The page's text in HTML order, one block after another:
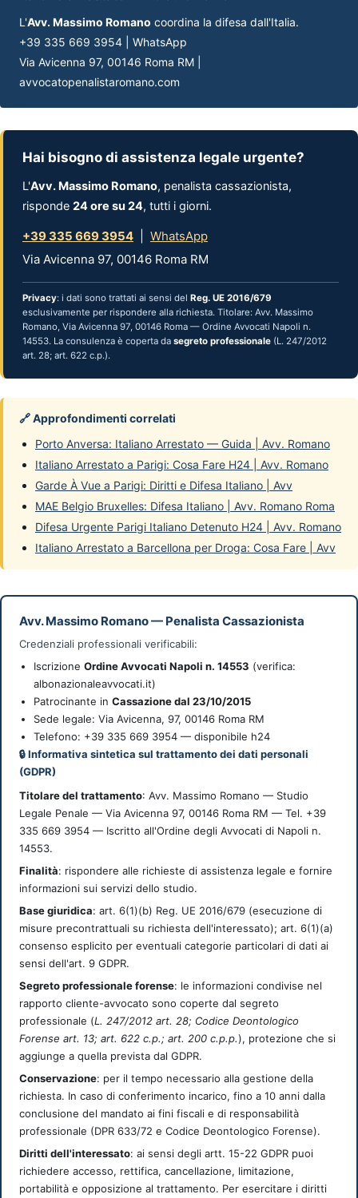
L'Avv. Massimo Romano coordina la difesa dall'Italia.
+39 335 669 3954 | WhatsApp
Via Avicenna 97, 00146 Roma RM |
avvocatopenalistaromano.com
Hai bisogno di assistenza legale urgente?
L'Avv. Massimo Romano, penalista cassazionista,
risponde 24 ore su 24, tutti i giorni.
+39 335 669 3954
WhatsApp
Via Avicenna 97, 00146 Roma RM
Privacy: i dati sono trattati ai sensi del Reg. UE 2016/679
esclusivamente per rispondere alla richiesta. Titolare: Avv. Massimo
Romano, Via Avicenna 97, 00146 Roma — Ordine Avvocati Napoli n.
14553. La consulenza è coperta da segreto professionale (L. 247/2012
art. 28; art. 622 c.p.).
🔗 Approfondimenti correlati
Porto Anversa: Italiano Arrestato — Guida | Avv. Romano
Italiano Arrestato a Parigi: Cosa Fare H24 | Avv. Romano
Garde À Vue a Parigi: Diritti e Difesa Italiano | Avv
MAE Belgio Bruxelles: Difesa Italiano | Avv. Romano Roma
Difesa Urgente Parigi Italiano Detenuto H24 | Avv. Romano
Italiano Arrestato a Barcellona per Droga: Cosa Fare | Avv
Avv. Massimo Romano— Penalista Cassazionista
Credenziali professionali verificabili:
Iscrizione Ordine Avvocati Napoli n. 14553 (verifica:
albonazionaleavvocati.it)
Patrocinante in Cassazione dal 23/10/2015
Sede legale: Via Avicenna, 97, 00146 Roma RM
Telefono: +39 335 669 3954 — disponibile h24
🔒 Informativa sintetica sul trattamento dei dati personali
(GDPR)
Titolare del trattamento: Avv. Massimo Romano — Studio
Legale Penale — Via Avicenna 97, 00146 Roma RM — Tel. +39
335 669 3954 — Iscritto all'Ordine degli Avvocati di Napoli n.
14553.
Finalità: rispondere alle richieste di assistenza legale e fornire
informazioni sui servizi dello studio.
Base giuridica: art. 6(1)(b) Reg. UE 2016/679 (esecuzione di
misure precontrattuali su richiesta dell'interessato); art. 6(1)(a)
consenso esplicito per eventuali categorie particolari di dati ai
sensi dell'art. 9 GDPR.
Segreto professionale forense: le informazioni condivise nel
rapporto cliente-avvocato sono coperte dal segreto
professionale (L. 247/2012 art. 28; Codice Deontologico
Forense art. 13; art. 622 c.p.; art. 200 c.p.p.), protezione che si
aggiunge a quella prevista dal GDPR.
Conservazione: per il tempo necessario alla gestione della
richiesta. In caso di conferimento incarico, fino a 10 anni dalla
conclusione del mandato ai fini fiscali e di responsabilità
professionale (DPR 633/72 e Codice Deontologico Forense).
Diritti dell'interessato: ai sensi degli artt. 15-22 GDPR puoi
richiedere accesso, rettifica, cancellazione, limitazione,
portabilità e opposizione al trattamento. Per esercitare i diritti